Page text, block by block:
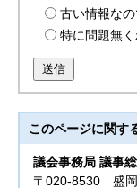
古い情報な
特に問題無
送信
このページに関す
議会事務局 議事
〒020-8530 盛